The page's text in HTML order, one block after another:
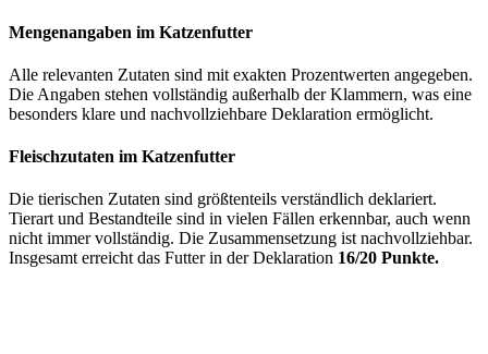
Mengenangaben im Katzenfutter
Alle relevanten Zutaten sind mit exakten Prozentwerten angegeben.
Die Angaben stehen vollständig außerhalb der Klammern, was eine
besonders klare und nachvollziehbare Deklaration ermöglicht.
Fleischzutaten im Katzenfutter
Die tierischen Zutaten sind größtenteils verständlich deklariert.
Tierart und Bestandteile sind in vielen Fällen erkennbar, auch wenn
nicht immer vollständig. Die Zusammensetzung ist nachvollziehbar.
Insgesamt erreicht das Futter in der Deklaration 16/20 Punkte.